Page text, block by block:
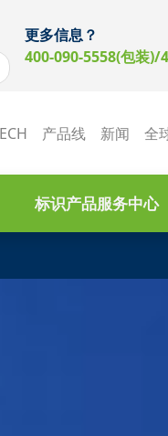
产品线 新闻 全
更多信息？
400-090-5558(包装)/
标识产品服务中心